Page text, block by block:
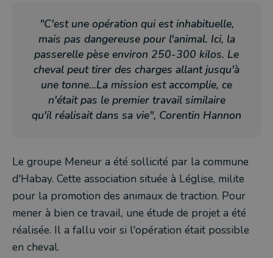
"C'est une opération qui est inhabituelle,
mais pas dangereuse pour l'animal. Ici, la
passerelle pèse environ 250-300 kilos. Le
cheval peut tirer des charges allant jusqu'à
une tonne...La mission est accomplie, ce
n'était pas le premier travail similaire
qu'il réalisait dans sa vie", Corentin Hannon
Le groupe Meneur a été sollicité par la commune
d'Habay. Cette association située à Léglise, milite
pour la promotion des animaux de traction. Pour
mener à bien ce travail, une étude de projet a été
réalisée. Il a fallu voir si l'opération était possible
en cheval.